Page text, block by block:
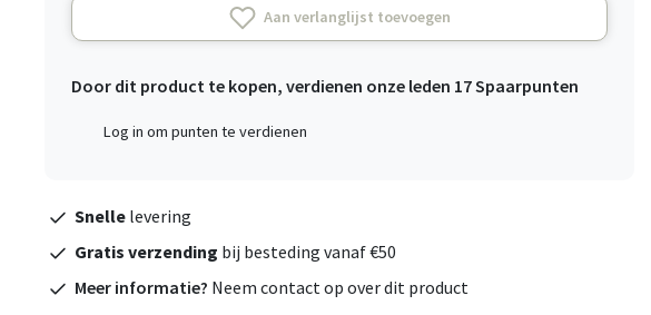
Aan verlanglijst toevoegen
Door dit product te kopen, verdienen onze leden 17Spaarpunten
Log in om punten te verdienen
Snelle levering
Gratis verzending bij besteding vanaf €50
Meer informatie? Neem contact op over dit product